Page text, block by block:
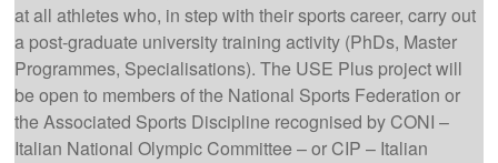
at all athletes who, in step with their sports career, carry out
a post-graduate university training activity (PhDs, Master
Programmes, Specialisations). The USE Plus project will
be open to members of the National Sports Federation or
the Associated Sports Discipline recognised by CONI –
Italian National Olympic Committee – or CIP – Italian